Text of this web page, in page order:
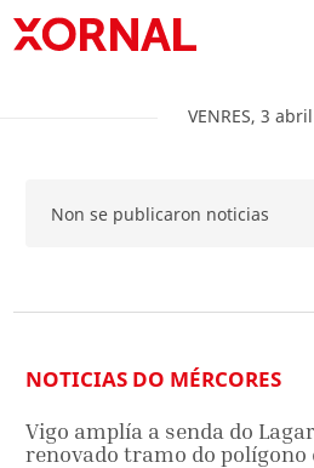
VENRES, 3 abril
Non se publicaron noticias
NOTICIAS DO MÉRCORES
Vigo amplía a senda do
renovado tramo do polígono